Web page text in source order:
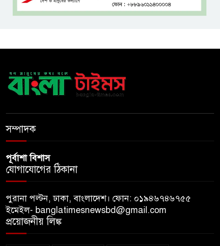
রহমান
বাংলাদেশে এলো থাইল্যান্ডের শীর্ষ
কফি ব্র্যান্ড ‘ক্যাফে আমাজন
সম্পাদক
পূর্বাশা বিশাস
যোগাযোগের ঠিকানা
পুরানা পল্টন, ঢাকা, বাংলাদেশ। ফোন: ০১৯৪৬৭৪৬৭৫৫
ইমেইল- banglatimesnewsbd@gmail.com
প্রয়োজনীয় লিঙ্ক